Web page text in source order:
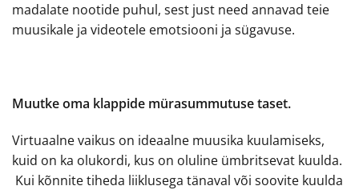
madalate nootide puhul, sest just need annavad teie
muusikale ja videotele emotsiooni ja sügavuse.
Muutke oma klappide mürasummutuse taset.
Virtuaalne vaikus on ideaalne muusika kuulamiseks,
kuid on ka olukordi, kus on oluline ümbritsevat kuulda.
Kui kõnnite tiheda liiklusega tänaval või soovite kuulda